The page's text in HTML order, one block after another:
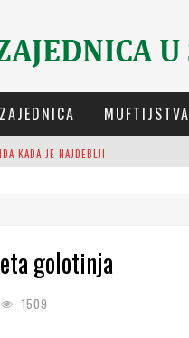
MUFTIJSTVA
KADA JE NAJDEBLJI
golotinja
1509